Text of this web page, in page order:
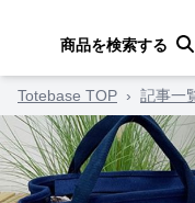
商品を検索する
Totebase TOP › 記事一